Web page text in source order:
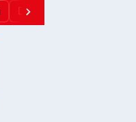
Donald Trump